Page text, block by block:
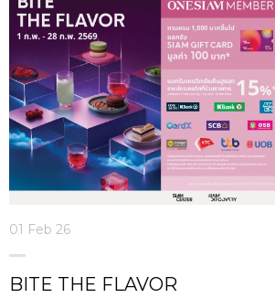
01 Feb 26
BITE THE FLAVOR